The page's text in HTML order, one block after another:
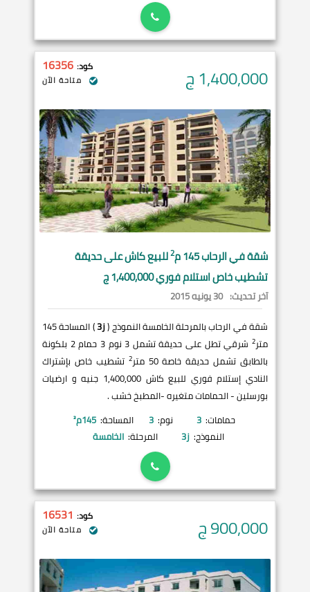
1,400,000ج كود: 16356
متاحة الآن
شقة فيالرحاب145 م 2للبيع كاش على حديقة
تشطيب خاص استلام فوري 1,400,000 ج
آخر تحديث: 30 يونيه 2015
شقة في الرحاب بالمرحلة الخامسة النموذج (ز3
) المساحة 145
متر2
شرقي تطل على حديقة تشمل 3 نوم 3 حمام 2 بلكونة
بالطابق تشمل حديقة خاصة 50 متر
2 تشطيب خاص بإشتراك
النادي إستلام فوري للبيع كاش 1,400,000 جنيه و ارضيات
بورسلين - الحمامات متغيره -المطبخ خشب .
حمامات: 3 نوم: 3 المساحة: 145م²
النموذج: ز3 المرحلة: الخامسة
900,000ج كود: 16531
متاحة الآن